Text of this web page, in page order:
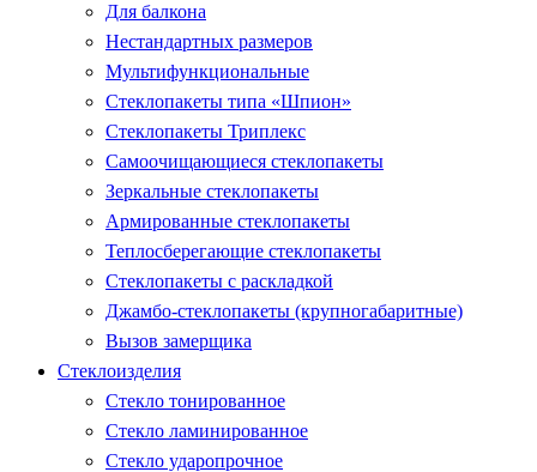
Для балкона
Нестандартных размеров
Мультифункциональные
Стеклопакеты типа «Шпион»
Стеклопакеты Триплекс
Самоочищающиеся стеклопакеты
Зеркальные стеклопакеты
Армированные стеклопакеты
Теплосберегающие стеклопакеты
Стеклопакеты с раскладкой
Джамбо-стеклопакеты (крупногабаритные)
Вызов замерщика
Стеклоизделия
Стекло тонированное
Стекло ламинированное
Стекло ударопрочное